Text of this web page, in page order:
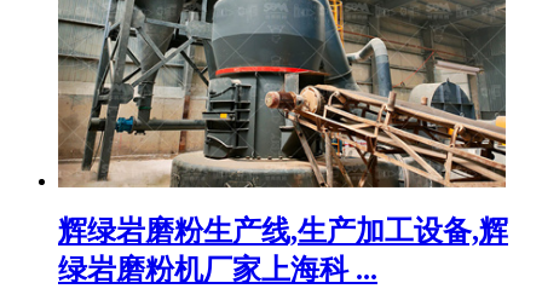
辉绿岩磨粉生产线,生产加工设备,辉
绿岩磨粉机厂家上海科 ...